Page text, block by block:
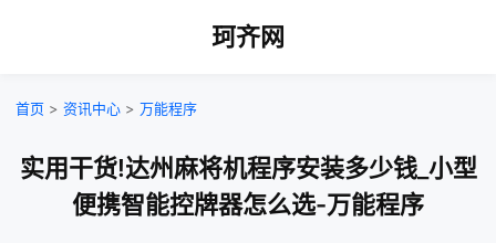
珂齐网
首页 > 资讯中心 > 万能程序
实用干货!达州麻将机程序安装多少钱_小型
便携智能控牌器怎么选-万能程序